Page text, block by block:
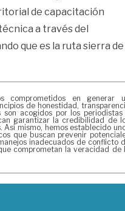
de capacitación
a través del
que es la ruta sierra de
comprometidos en generar
de honestidad,
son acogidos por los periodistas
garantizar la credibilidad de
mismo, hemos establecido
que buscan prevenir
inadecuados de conflicto
comprometan la veracidad de